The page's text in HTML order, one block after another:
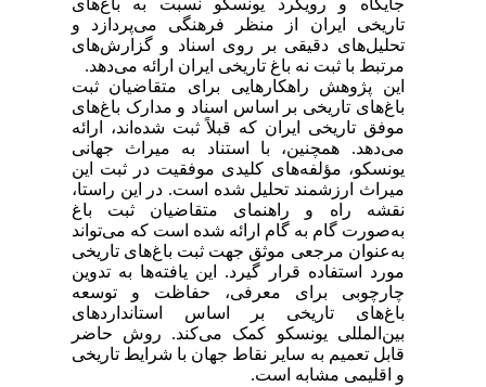
تاریخی ایران از منظر فرهنگی می‌پردازد و
تحلیل‌های دقیقی بر روی اسناد و گزارش‌های
مرتبط با ثبت نه باغ تاریخی ایران ارائه می‌دهد.
این پژوهش راهکارهایی برای متقاضیان ثبت
باغ‌های تاریخی بر اساس اسناد و مدارک باغ‌های
موفق تاریخی ایران که قبلاً ثبت شده‌اند، ارائه
می‌دهد. همچنین، با استناد به میراث جهانی
یونسکو، مؤلفه‌های کلیدی موفقیت در ثبت این
میراث ارزشمند تحلیل شده است. در این راستا،
نقشه راه و راهنمای متقاضیان ثبت باغ
به‌صورت گام به گام ارائه شده است که می‌تواند
به‌عنوان مرجعی موثق جهت ثبت باغ‌های تاریخی
مورد استفاده قرار گیرد. این یافته‌ها به تدوین
چارچوبی برای معرفی، حفاظت و توسعه
باغ‌های تاریخی بر اساس استانداردهای
بین‌المللی یونسکو کمک می‌کند. روش حاضر
قابل تعمیم به سایر نقاط جهان با شرایط تاریخی
و اقلیمی مشابه است.